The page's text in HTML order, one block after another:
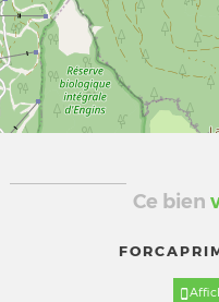
Ce bien